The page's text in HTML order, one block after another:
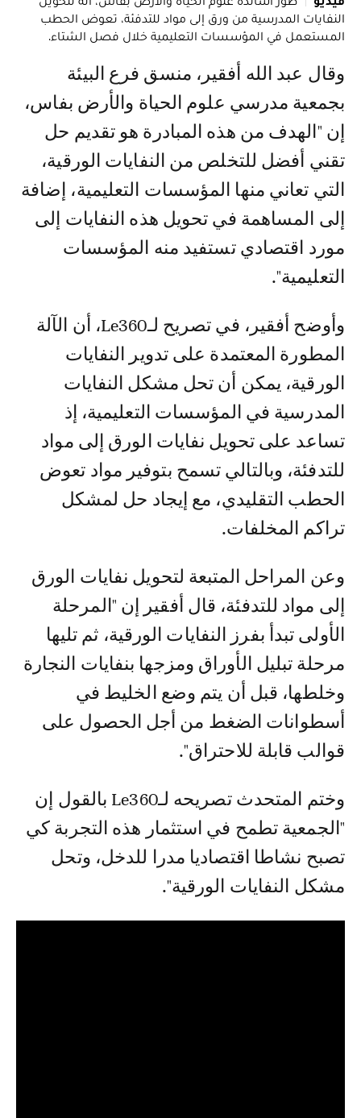
النفايات المدرسية من ورق إلى مواد للتدفئة، تعوض الحطب
المستعمل في المؤسسات التعليمية خلال فصل الشتاء.
وقال عبد الله أفقير، منسق فرع البيئة
بجمعية مدرسي علوم الحياة والأرض بفاس،
إن "الهدف من هذه المبادرة هو تقديم حل
تقني أفضل للتخلص من النفايات الورقية،
التي تعاني منها المؤسسات التعليمية، إضافة
إلى المساهمة في تحويل هذه النفايات إلى
مورد اقتصادي تستفيد منه المؤسسات
التعليمية".
وأوضح أفقير، في تصريح لـLe360، أن الآلة
المطورة المعتمدة على تدوير النفايات
الورقية، يمكن أن تحل مشكل النفايات
المدرسية في المؤسسات التعليمية، إذ
تساعد على تحويل نفايات الورق إلى مواد
للتدفئة، وبالتالي تسمح بتوفير مواد تعوض
الحطب التقليدي، مع إيجاد حل لمشكل
تراكم المخلفات.
وعن المراحل المتبعة لتحويل نفايات الورق
إلى مواد للتدفئة، قال أفقير إن "المرحلة
الأولى تبدأ بفرز النفايات الورقية، ثم تليها
مرحلة تبليل الأوراق ومزجها بنفايات النجارة
وخلطها، قبل أن يتم وضع الخليط في
أسطوانات الضغط من أجل الحصول على
قوالب قابلة للاحتراق".
وختم المتحدث تصريحه لـLe360 بالقول إن
"الجمعية تطمح في استثمار هذه التجربة كي
تصبح نشاطا اقتصاديا مدرا للدخل، وتحل
مشكل النفايات الورقية".